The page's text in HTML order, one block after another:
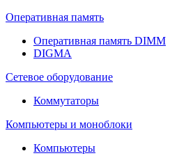
Оперативная память
Оперативная память DIMM
DIGMA
Сетевое оборудование
Коммутаторы
Компьютеры и моноблоки
Компьютеры